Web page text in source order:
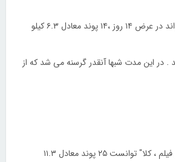
سختی گرفته بود تا بتواند در عرض ۱۴ روز ،۱۴ پوند معادل ۶.۳ کیلو
در این مدت شبها آنقدر گرسنه می شد که از
در طول فیلمبرداری این فیلم ، کلا" توانست ۲۵ پوند معادل ۱۱.۳